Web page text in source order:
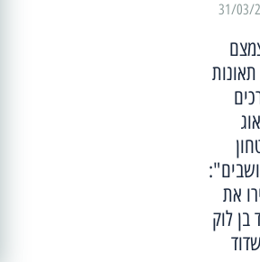
31/03/
את
בן לוק